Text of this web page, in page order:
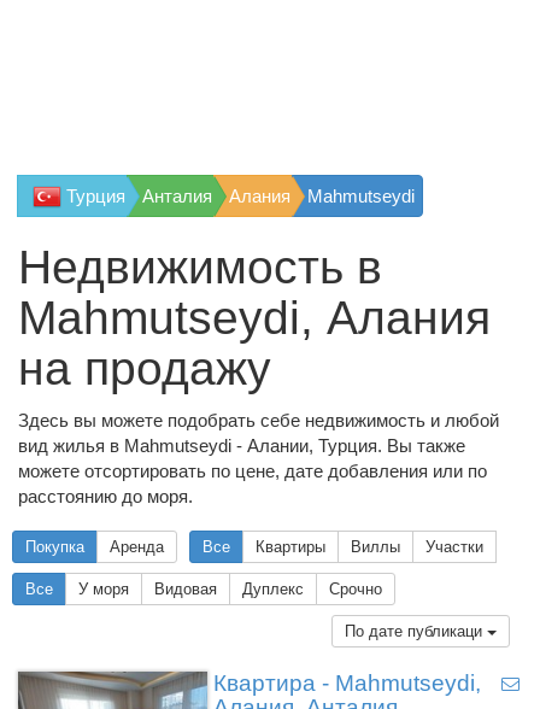
Турция Анталия Алания Mahmutseydi
Недвижимость в
Mahmutseydi, Алания
на продажу
Здесь вы можете подобрать себе недвижимость и любой
вид жилья в Mahmutseydi - Алании, Турция. Вы также
можете отсортировать по цене, дате добавления или по
расстоянию до моря.
Покупка Аренда Все Квартиры Виллы Участки
Все У моря Видовая Дуплекс Срочно
По дате публикаци
Квартира - Mahmutseydi,